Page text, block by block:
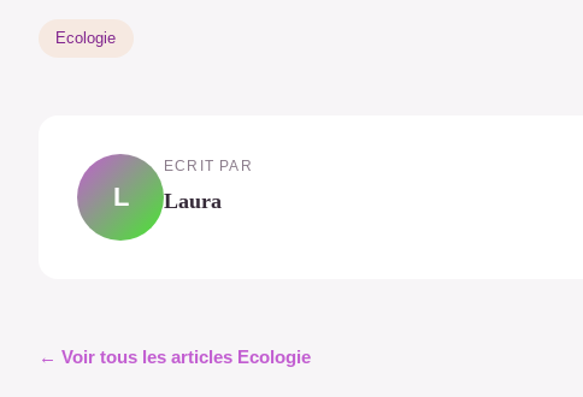
Ecologie
L
ECRIT PAR
Laura
← Voir tous les articles Ecologie